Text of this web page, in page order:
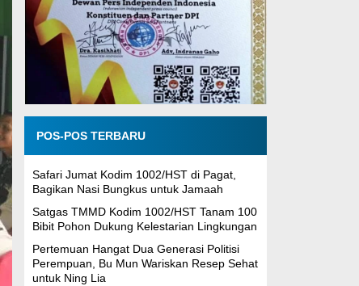
POS-POS TERBARU
Safari Jumat Kodim 1002/HST di Pagat,
Bagikan Nasi Bungkus untuk Jamaah
Satgas TMMD Kodim 1002/HST Tanam 100
Bibit Pohon Dukung Kelestarian Lingkungan
Pertemuan Hangat Dua Generasi Politisi
Perempuan, Bu Mun Wariskan Resep Sehat
untuk Ning Lia